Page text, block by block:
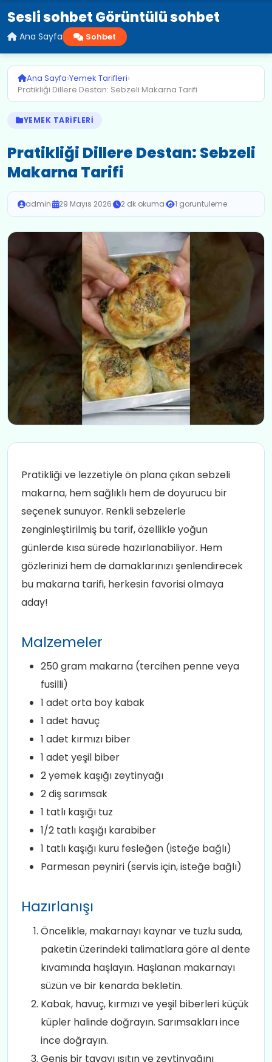
Sesli sohbet Görüntülü sohbet
Ana Sayfa Sohbet
Ana Sayfa›Yemek Tarifleri›
Pratikliği Dillere Destan: Sebzeli Makarna Tarifi
YEMEK TARIFLERI
Pratikliği Dillere Destan: Sebzeli
Makarna Tarifi
admin· 29 Mayıs 2026· 2 dk okuma· 1 goruntuleme
Pratikliği ve lezzetiyle ön plana çıkan sebzeli
makarna, hem sağlıklı hem de doyurucu bir
seçenek sunuyor. Renkli sebzelerle
zenginleştirilmiş bu tarif, özellikle yoğun
günlerde kısa sürede hazırlanabiliyor. Hem
gözlerinizi hem de damaklarınızı şenlendirecek
bu makarna tarifi, herkesin favorisi olmaya
aday!
Malzemeler
250 gram makarna (tercihen penne veya
fusilli)
1 adet orta boy kabak
1 adet havuç
1 adet kırmızı biber
1 adet yeşil biber
2 yemek kaşığı zeytinyağı
2 diş sarımsak
1 tatlı kaşığı tuz
1/2 tatlı kaşığı karabiber
1 tatlı kaşığı kuru fesleğen (isteğe bağlı)
Parmesan peyniri (servis için, isteğe bağlı)
Hazırlanışı
Öncelikle, makarnayı kaynar ve tuzlu suda,
paketin üzerindeki talimatlara göre al dente
kıvamında haşlayın. Haşlanan makarnayı
süzün ve bir kenarda bekletin.
Kabak, havuç, kırmızı ve yeşil biberleri küçük
küpler halinde doğrayın. Sarımsakları ince
ince doğrayın.
Geniş bir tavayı ısıtın ve zeytinyağını